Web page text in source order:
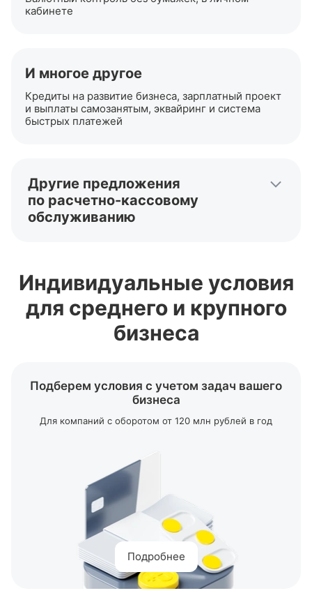
кабинете
И многое другое
Кредиты на развитие бизнеса, зарплатный проект
и выплаты самозанятым, эквайринг и система
быстрых платежей
Другие предложения
по расчетно-кассовому
обслуживанию
Расчетный счет для ООО
Корпоративная
РКО для ИП и юридических лиц
расчетно-кассовоеобслуживание
Индивидуальные условия
для среднего и крупного
бизнеса
Подберем условия с учетом задач вашего
бизнеса
Для компаний с оборотом от 120 млн рублей в год
Подробнее